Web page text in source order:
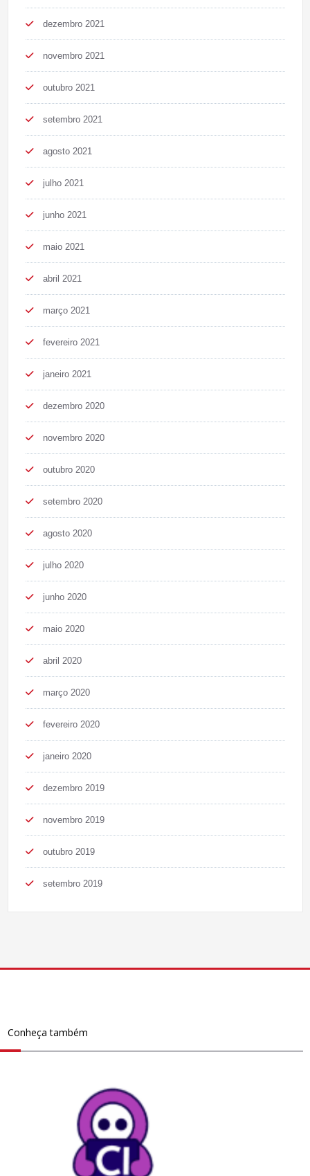
dezembro 2021
novembro 2021
outubro 2021
setembro 2021
agosto 2021
julho 2021
junho 2021
maio 2021
abril 2021
março 2021
fevereiro 2021
janeiro 2021
dezembro 2020
novembro 2020
outubro 2020
setembro 2020
agosto 2020
julho 2020
junho 2020
maio 2020
abril 2020
março 2020
fevereiro 2020
janeiro 2020
dezembro 2019
novembro 2019
outubro 2019
setembro 2019
Conheça também